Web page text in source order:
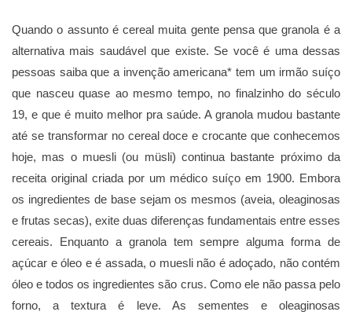
Quando o assunto é cereal muita gente pensa que granola é a
alternativa mais saudável que existe. Se você é uma dessas
pessoas saiba que a invenção americana* tem um irmão suíço
que nasceu quase ao mesmo tempo, no finalzinho do século
19, e que é muito melhor pra saúde. A granola mudou bastante
até se transformar no cereal doce e crocante que conhecemos
hoje, mas o muesli (ou müsli) continua bastante próximo da
receita original criada por um médico suíço em 1900. Embora
os ingredientes de base sejam os mesmos (aveia, oleaginosas
e frutas secas), exite duas diferenças fundamentais entre esses
cereais. Enquanto a granola tem sempre alguma forma de
açúcar e óleo e é assada, o muesli não é adoçado, não contém
óleo e todos os ingredientes são crus. Como ele não passa pelo
forno, a textura é leve. As sementes e oleaginosas